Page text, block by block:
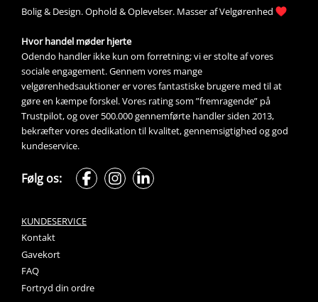
Bolig & Design. Ophold &Oplevelser. Masser af Velgørenhed
Hvor handel møder hjerte
Odendo handler ikke kun om forretning; vi er stolte af vores
sociale engagement. Gennem vores mange
velgørenhedsauktioner er vores fantastiske brugere med til at
gøre en kæmpe forskel. Vores rating som ”fremragende” på
Trustpilot, og over 500.000 gennemførte handler siden 2013,
bekræfter vores dedikation til kvalitet, gennemsigtighed og god
kundeservice.
Følg os:
KUNDESERVICE
Kontakt
Gavekort
FAQ
Fortryd din ordre